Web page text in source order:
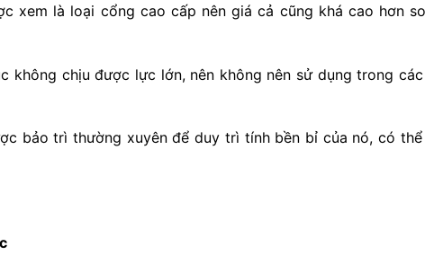
xem là loại cổng cao cấp nên giá cả cũng khá cao hơn
không chịu được lực lớn, nên không nên sử dụng trong
bảo trì thường xuyên để duy trì tính bền bỉ của nó, có